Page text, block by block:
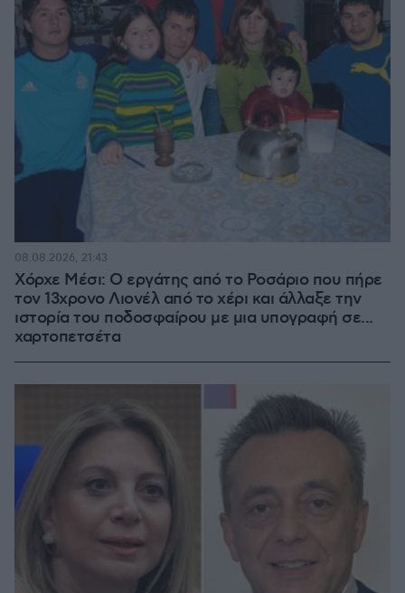
Χόρχε Μέσι: Ο εργάτης από το Ροσάριο που πήρε
τον 13χρονο Λιονέλ από το χέρι και άλλαξε την
ιστορία του ποδοσφαίρου με μια υπογραφή σε...
χαρτοπετσέτα
08.08.2026, 21:43